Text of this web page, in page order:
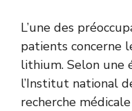
L’une des
patients concerne
lithium. Selon une
l’Institut national
recherche